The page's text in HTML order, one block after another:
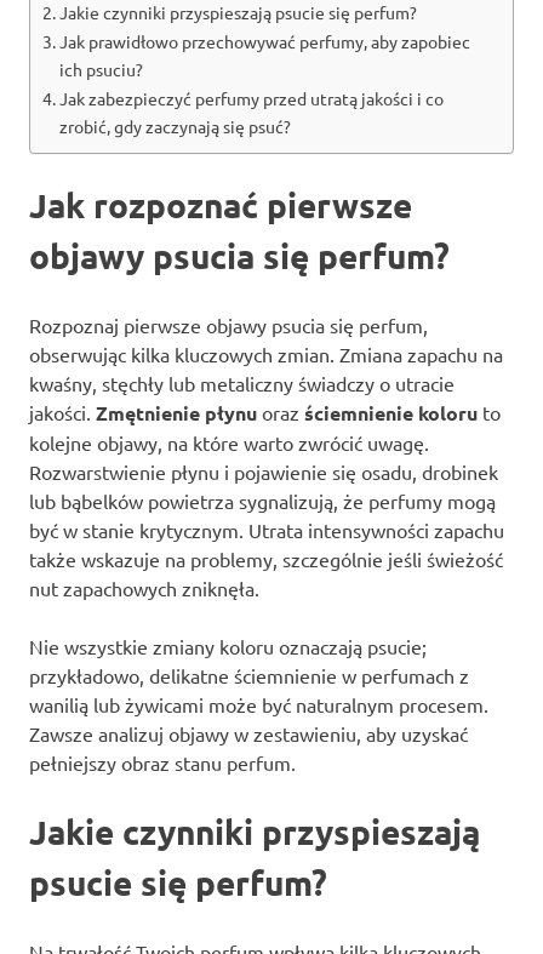
Jakie czynniki przyspieszają psucie się perfum?
Jak prawidłowo przechowywać perfumy, aby zapobiec
ich psuciu?
Jak zabezpieczyć perfumy przed utratą jakości i co
zrobić, gdy zaczynają się psuć?
Jak rozpoznać pierwsze
objawy psucia się perfum?
Rozpoznaj pierwsze objawy psucia się perfum,
obserwując kilka kluczowych zmian. Zmiana zapachu na
kwaśny, stęchły lub metaliczny świadczy o utracie
jakości. Zmętnienie płynu oraz ściemnienie koloru to
kolejne objawy, na które warto zwrócić uwagę.
Rozwarstwienie płynu i pojawienie się osadu, drobinek
lub bąbelków powietrza sygnalizują, że perfumy mogą
być w stanie krytycznym. Utrata intensywności zapachu
także wskazuje na problemy, szczególnie jeśli świeżość
nut zapachowych zniknęła.
Nie wszystkie zmiany koloru oznaczają psucie;
przykładowo, delikatne ściemnienie w perfumach z
wanilią lub żywicami może być naturalnym procesem.
Zawsze analizuj objawy w zestawieniu, aby uzyskać
pełniejszy obraz stanu perfum.
Jakie czynniki przyspieszają
psucie się perfum?